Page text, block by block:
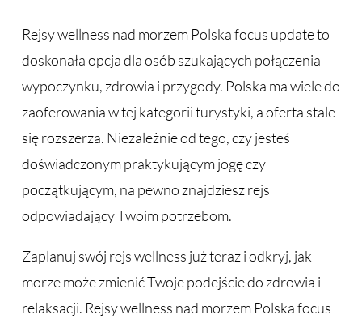
Rejsy wellness nad morzem Polska focus update to
doskonała opcja dla osób szukających połączenia
wypoczynku, zdrowia i przygody. Polska ma wiele do
zaoferowania w tej kategorii turystyki, a oferta stale
się rozszerza. Niezależnie od tego, czy jesteś
doświadczonym praktykującym jogę czy
początkującym, na pewno znajdziesz rejs
odpowiadający Twoim potrzebom.
Zaplanuj swój rejs wellness już teraz i odkryj, jak
morze może zmienić Twoje podejście do zdrowia i
relaksacji. Rejsy wellness nad morzem Polska focus